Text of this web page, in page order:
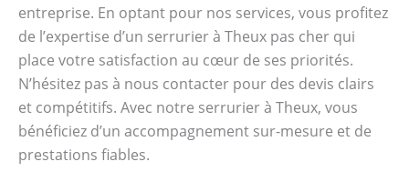
entreprise. En optant pour nos services, vous profitez
de l’expertise d’un serrurier à Theux pas cher qui
place votre satisfaction au cœur de ses priorités.
N’hésitez pas à nous contacter pour des devis clairs
et compétitifs. Avec notre serrurier à Theux, vous
bénéficiez d’un accompagnement sur-mesure et de
prestations fiables.